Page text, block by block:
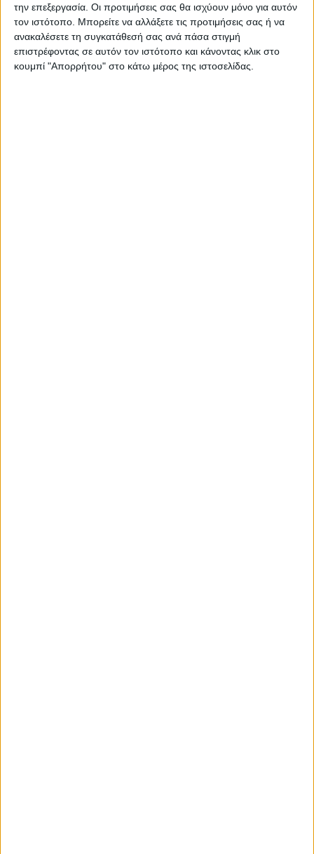
την επεξεργασία. Οι προτιμήσεις σας θα ισχύουν μόνο για αυτόν
τον ιστότοπο. Μπορείτε να αλλάξετε τις προτιμήσεις σας ή να
ανακαλέσετε τη συγκατάθεσή σας ανά πάσα στιγμή
επιστρέφοντας σε αυτόν τον ιστότοπο και κάνοντας κλικ στο
κουμπί "Απορρήτου" στο κάτω μέρος της ιστοσελίδας.
ΠΡΟΗΓΟΥΜΕΝΟ ΑΡΘΡΟ
Την Ραχούλα Καρδίτσας
επισκέπτεται στις 17 Μαΐου ο
Δημήτρης Κουτσούμπας
ΕΠΟΜΕΝΟ ΑΡΘΡΟ
Γ. Πιτσιλής στον «Ν.Α»: «Οι
ΔΟΥ δεν κλείνουν,
μετεξελίσσονται» (ΦΩΤΟ)